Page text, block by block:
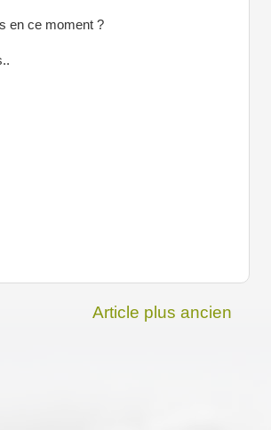
en ce moment ?
Article plus ancien